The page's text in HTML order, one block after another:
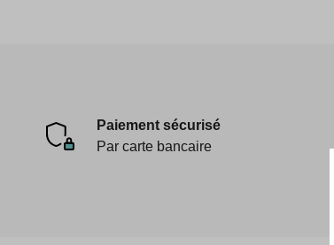
Paiement sécurisé
Par carte bancaire